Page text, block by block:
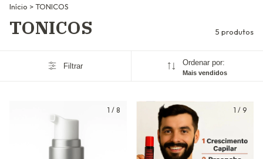
Início >TONICOS
TONICOS 5 produtos
Filtrar Ordenar por:
Mais vendidos
1 / 8 1 / 9